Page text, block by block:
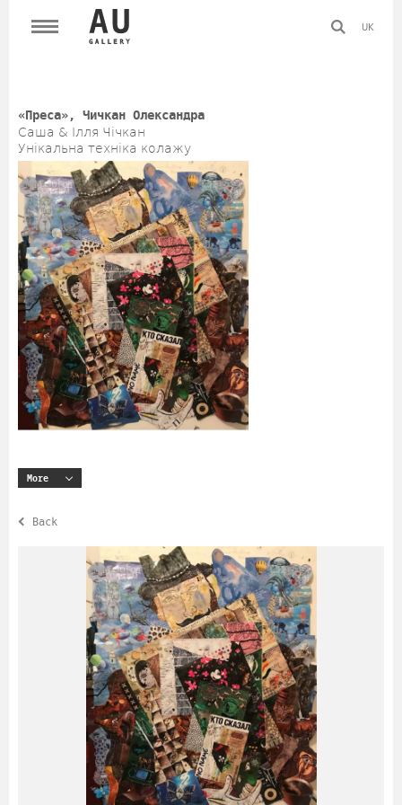
UK
«Преса», Чичкан Олександра
Саша & Ілля Чічкан
Унікальна техніка колажу
More
Back